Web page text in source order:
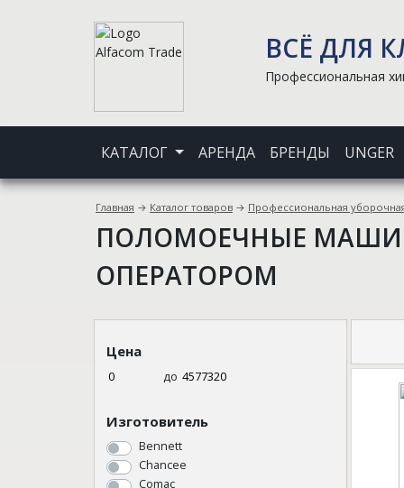
ВСЁ ДЛЯ
Профессиональная
КАТАЛОГ АРЕНДА БРЕНДЫ UNGER
Главная → Каталог товаров → Профессиональная
ПОЛОМОЕЧНЫЕ
ОПЕРАТОРОМ
Цена
до
Изготовитель
Bennett
Chancee
Comac